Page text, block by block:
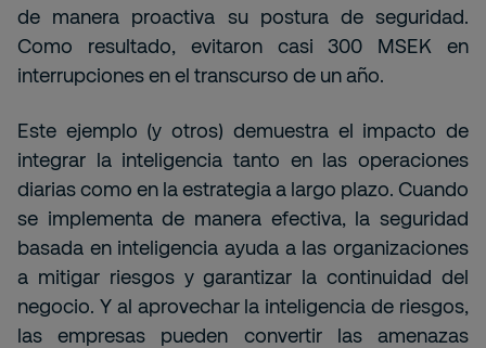
de manera proactiva su postura de seguridad.
Como resultado, evitaron casi 300 MSEK en
interrupciones en el transcurso de un año.
Este ejemplo (y otros) demuestra el impacto de
integrar la inteligencia tanto en las operaciones
diarias como en la estrategia a largo plazo. Cuando
se implementa de manera efectiva, la seguridad
basada en inteligencia ayuda a las organizaciones
a mitigar riesgos y garantizar la continuidad del
negocio. Y al aprovechar la inteligencia de riesgos,
las empresas pueden convertir las amenazas